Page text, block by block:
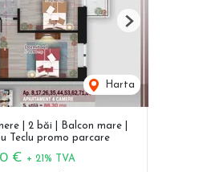
Harta
Next
| 2 băi | Balcon mare |
Teclu promo parcare
€ + 21% TVA